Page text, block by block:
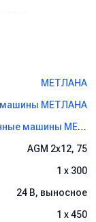
поверхность.
воду.
МЕТЛАНА
МЕТЛАНА
Аккумуляторные поломоечные машины МЕТЛАНА
AGM 2х12, 75
1 х 300
24 В, выносное
1 х 450